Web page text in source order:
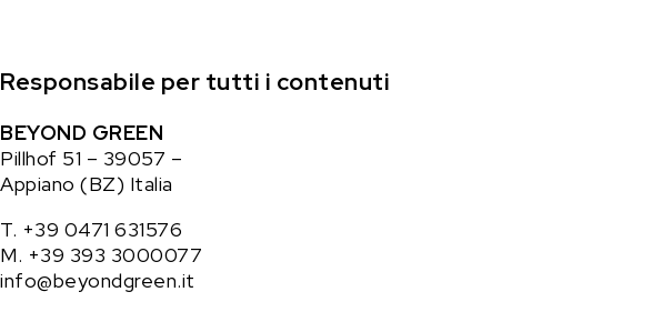
Responsabile per tutti i contenuti
BEYOND GREEN
Pillhof 51 – 39057 –
Appiano (BZ) Italia
T. +39 0471 631576
M. +39 393 3000077
info@beyondgreen.it